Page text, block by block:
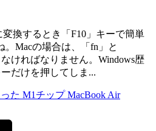
換するとき「F10」キーで簡単
Macの場合は、「fn」と
ければなりません。Windows歴
だけを押してしま...